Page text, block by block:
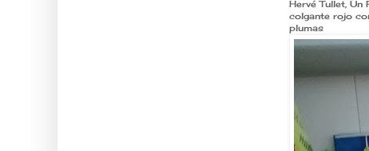
Hervé Tullet,
colgante rojo
plumas